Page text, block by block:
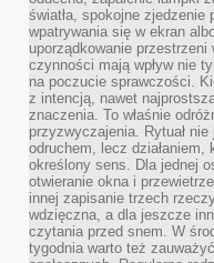
światła, spokojne zjedzenie
wpatrywania się w ekran
uporządkowanie przestrzeni
czynności mają wpływ nie
na poczucie sprawczości.
z intencją, nawet
znaczenia. To właśnie
przyzwyczajenia. Rytuał
odruchem, lecz działaniem,
określony sens. Dla jednej
otwieranie okna i
innej zapisanie trzech
wdzięczna, a dla jeszcze
czytania przed snem. W
tygodnia warto też